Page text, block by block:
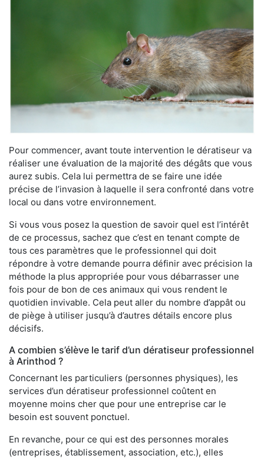
Pour commencer, avant toute intervention le dératiseur va
réaliser une évaluation de la majorité des dégâts que vous
aurez subis. Cela lui permettra de se faire une idée
précise de l’invasion à laquelle il sera confronté dans votre
local ou dans votre environnement.
Si vous vous posez la question de savoir quel est l’intérêt
de ce processus, sachez que c’est en tenant compte de
tous ces paramètres que le professionnel qui doit
répondre à votre demande pourra définir avec précision la
méthode la plus appropriée pour vous débarrasser une
fois pour de bon de ces animaux qui vous rendent le
quotidien invivable. Cela peut aller du nombre d’appât ou
de piège à utiliser jusqu’à d’autres détails encore plus
décisifs.
A combien s’élève le tarif d’un dératiseur professionnel
à Arinthod ?
Concernant les particuliers (personnes physiques), les
services d’un dératiseur professionnel coûtent en
moyenne moins cher que pour une entreprise car le
besoin est souvent ponctuel.
En revanche, pour ce qui est des personnes morales
(entreprises, établissement, association, etc.), elles